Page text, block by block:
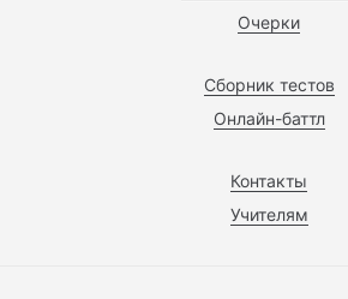
Очерки
Сборник тестов
Онлайн-баттл
Контакты
Учителям